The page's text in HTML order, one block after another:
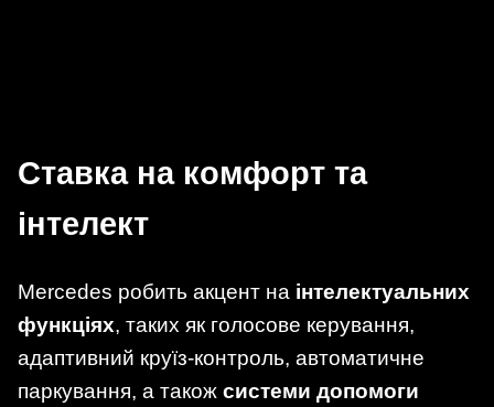
Ставка на комфорт та
інтелект
Mercedes робить акцент на інтелектуальних
функціях, таких як голосове керування,
адаптивний круїз-контроль, автоматичне
паркування, а також системи допомоги